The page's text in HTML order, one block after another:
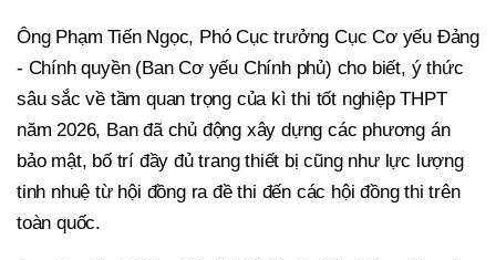
Ông Phạm Tiến Ngọc, Phó Cục trưởng Cục Cơ yếu Đảng
- Chính quyền (Ban Cơ yếu Chính phủ) cho biết, ý thức
sâu sắc về tầm quan trọng của kì thi tốt nghiệp THPT
năm 2026, Ban đã chủ động xây dựng các phương án
bảo mật, bố trí đầy đủ trang thiết bị cũng như lực lượng
tinh nhuệ từ hội đồng ra đề thi đến các hội đồng thi trên
toàn quốc.